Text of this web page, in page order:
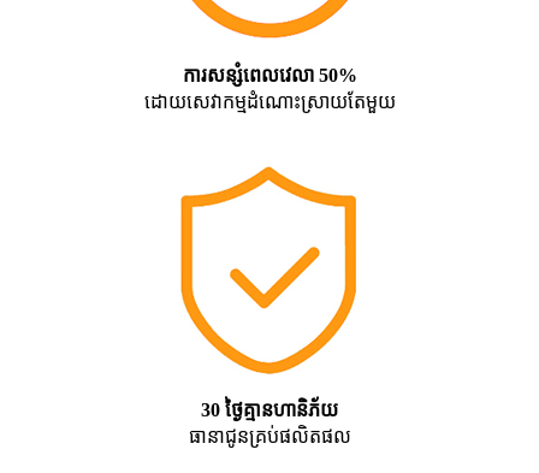
ការសន្សំពេលវេលា 50%
ដោយសេវាកម្មដំណោះស្រាយតែមួយ
30 ថ្ងៃគ្មានហានិភ័យ
ធានាជូនគ្រប់ផលិតផល